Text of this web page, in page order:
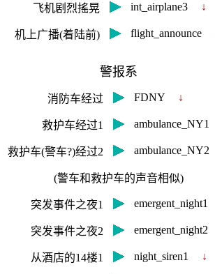
飞机剧烈搖晃 int_airplane3 ↓
机上广播(着陆前) flight_announce
警报系
消防车经过 FDNY ↓
救护车经过1 ambulance_NY1
救护车(警车?)经过2 ambulance_NY2
(警车和救护车的声音相似)
突发事件之夜1 emergent_night1
突发事件之夜2 emergent_night2
从酒店的14楼1 night_siren1 ↓